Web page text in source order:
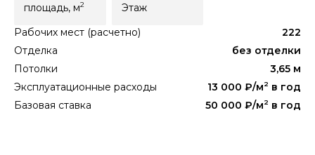
площадь, м2
Этаж
Рабочих мест (расчетно)
222
Отделка
без отделки
Потолки
3,65 м
Эксплуатационные расходы
13 000 ₽/м2 в год
Базовая ставка
50 000 ₽/м2 в год